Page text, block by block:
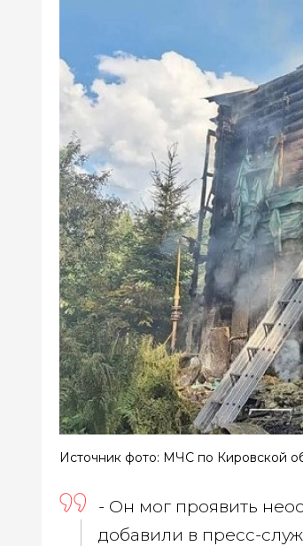
Источник фото: МЧС по Кировской
- Он мог проявить
добавили в пресс-